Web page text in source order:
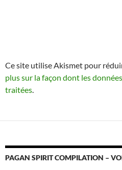
Ce site utilise Akismet pour
plus sur la façon dont les
traitées.
PAGAN SPIRIT COMPILATION –